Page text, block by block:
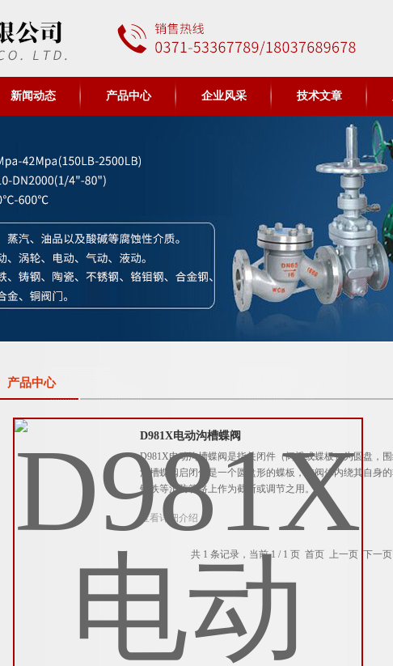
新闻动态 产品中心 企业风采 技术文章
产品中心
D981X电动沟槽蝶阀
D981X电动沟槽蝶阀是指关闭件（阀瓣或蝶板）为圆盘，
沟槽蝶阀启闭件是一个圆盘形的蝶板，在阀体内绕其自身
钢铁等消防管路上作为截断或调节之用。
查看详细介绍
共 1 条记录，当前 1 / 1 页 首页 上一页 下一